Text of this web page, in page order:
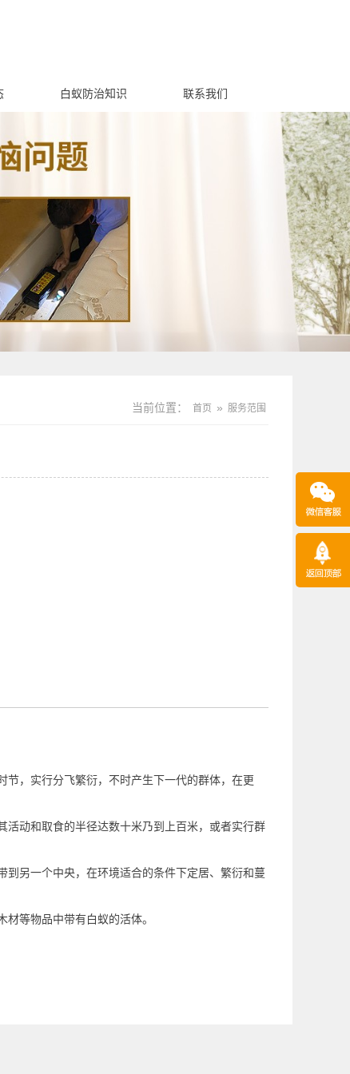
白蚁防治知识 联系我们
当前位置： 首页 » 服务范围
节，实行分飞繁衍，不时产生下一代的群体，在更
动和取食的半径达数十米乃到上百米，或者实行群
另一个中央，在环境适合的条件下定居、繁衍和蔓
等物品中带有白蚁的活体。